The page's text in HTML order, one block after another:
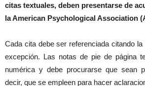
citas textuales, deben presentarse de
la American Psychological Association
Cada cita debe ser referenciada citando
excepción. Las notas de pie de página
numérica y debe procurarse que sean
decir, que se empleen para hacer